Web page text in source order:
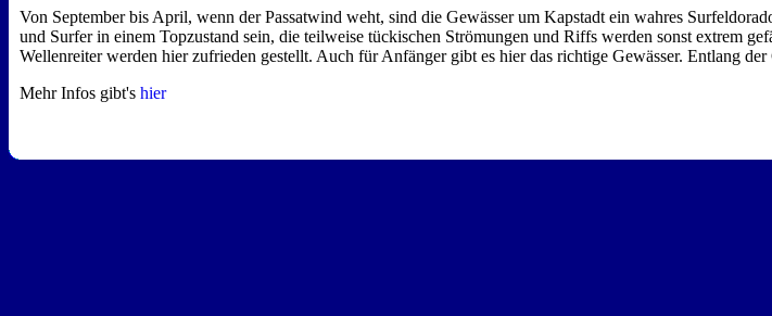
Von September bis April, wenn der Passatwind weht, sind die Gewässer um Kapstadt ein wahres
und Surfer in einem Topzustand sein, die teilweise tückischen Strömungen und Riffs werden sonst extrem
Wellenreiter werden hier zufrieden gestellt. Auch für Anfänger gibt es hier das richtige Gewässer. Entlang
Mehr Infos gibt's hier